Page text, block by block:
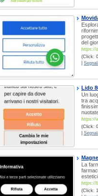
del
https://
(Click:
Lido
Un
tra
https://
(Click:
La
https://
(Click: